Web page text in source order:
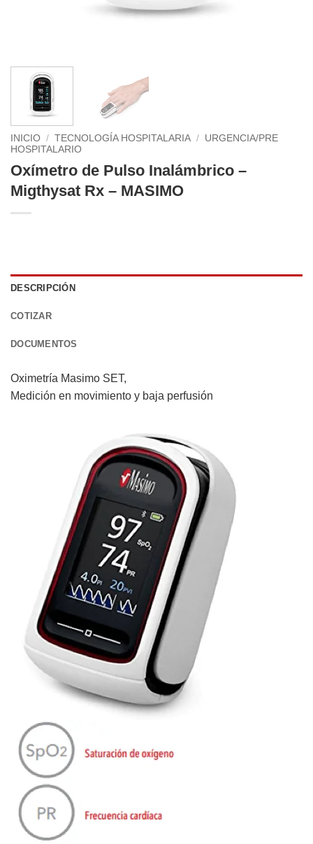
INICIO / TECNOLOGÍA HOSPITALARIA / URGENCIA/PRE
HOSPITALARIO
Oxímetro de Pulso Inalámbrico –
Migthysat Rx – MASIMO
DESCRIPCIÓN
COTIZAR
DOCUMENTOS
Oximetría Masimo SET,
Medición en movimiento y baja perfusión